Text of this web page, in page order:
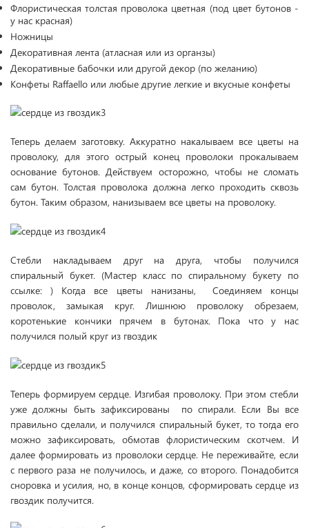
Флористическая толстая проволока цветная (под цвет бутонов -
у нас красная)
Ножницы
Декоративная лента (атласная или из органзы)
Декоративные бабочки или другой декор (по желанию)
Конфеты Raffaello или любые другие легкие и вкусные конфеты
Теперь делаем заготовку. Аккуратно накалываем все цветы на
проволоку, для этого острый конец проволоки прокалываем
основание бутонов. Действуем осторожно, чтобы не сломать
сам бутон. Толстая проволока должна легко проходить сквозь
бутон. Таким образом, нанизываем все цветы на проволоку.
Стебли накладываем друг на друга, чтобы получился
спиральный букет. (Мастер класс по спиральному букету по
ссылке: ) Когда все цветы нанизаны, Соединяем концы
проволок, замыкая круг. Лишнюю проволоку обрезаем,
коротенькие кончики прячем в бутонах. Пока что у нас
получился полый круг из гвоздик
Теперь формируем сердце. Изгибая проволоку. При этом стебли
уже должны быть зафиксированы по спирали. Если Вы все
правильно сделали, и получился спиральный букет, то тогда его
можно зафиксировать, обмотав флористическим скотчем. И
далее формировать из проволоки сердце. Не переживайте, если
с первого раза не получилось, и даже, со второго. Понадобится
сноровка и усилия, но, в конце концов, сформировать сердце из
гвоздик получится.